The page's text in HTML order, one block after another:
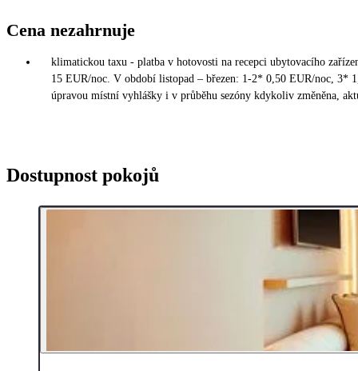
Cena nezahrnuje
klimatickou taxu - platba v hotovosti na recepci ubytovacího
15 EUR/noc. V období listopad – březen: 1-2* 0,50 EUR/noc, 3*
úpravou místní vyhlášky i v průběhu sezóny kdykoliv změněna,
Dostupnost pokojů